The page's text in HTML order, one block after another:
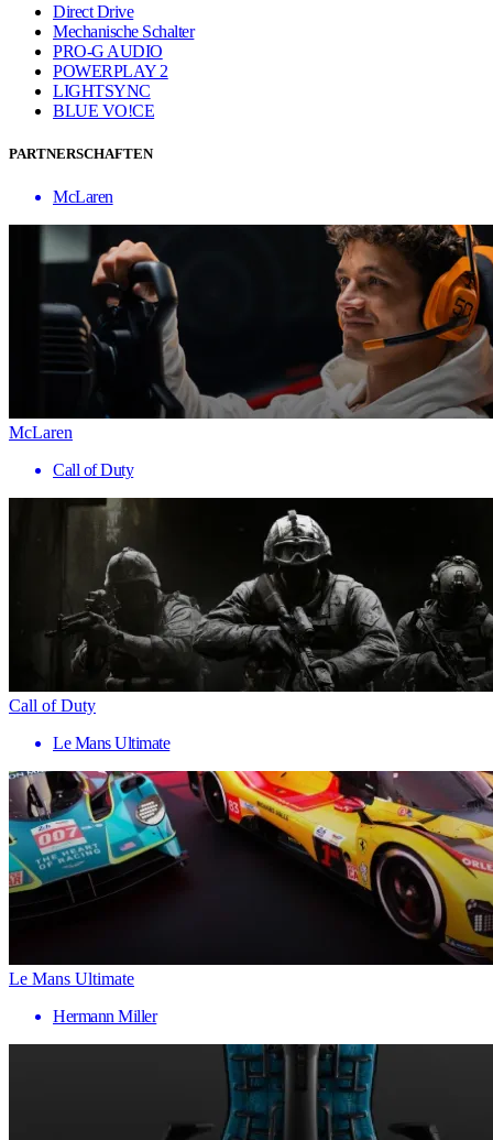
Direct Drive
Mechanische Schalter
PRO-G AUDIO
POWERPLAY 2
LIGHTSYNC
BLUE VO!CE
PARTNERSCHAFTEN
McLaren
McLaren
Call of Duty
Call of Duty
Le Mans Ultimate
Le Mans Ultimate
Hermann Miller